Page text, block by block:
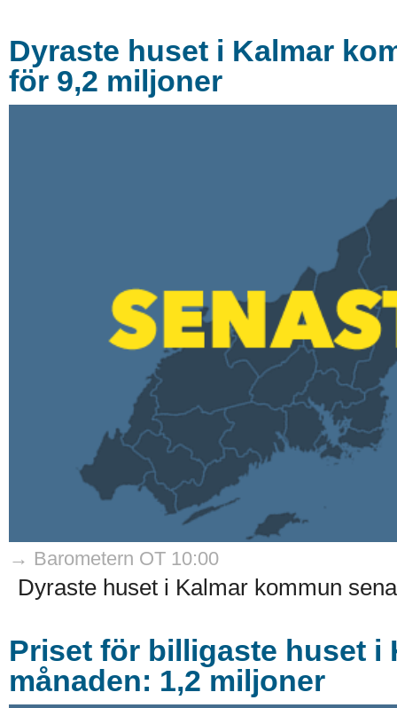
Dyraste huset i Kalmar
för 9,2 miljoner
→ Barometern OT 10:00
Dyraste huset i Kalmar kommun
Priset för billigaste huset i
månaden: 1,2 miljoner